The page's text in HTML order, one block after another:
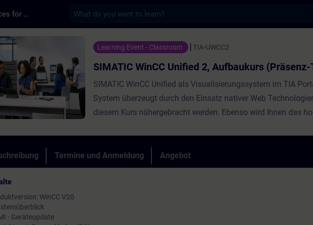
Training Services for Digital Industries
- SIMATIC WinCC Unified 2, Aufbaukurs (Präsenz-
Learning Event - Classroom TIA-UWCC2
SIMATIC WinCC Unified 2, Aufbaukurs
SIMATIC WinCC Unified als Visualisierungssystem im TIA
System überzeugt durch den Einsatz nativer Web
diesem Kurs nähergebracht werden. Ebenso wird Ihnen das
einen persönlichen Eindruck über die Leistungsfähigkeit des
Systems.
Termine und Anmeldung Angebot
WinCC V20
- Geräteupdate